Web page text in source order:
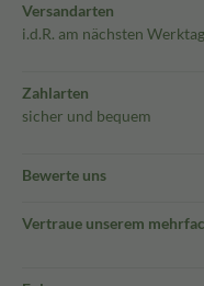
Versandarten
i.d.R. am nächsten Werktag
Zahlarten
sicher und bequem
Bewerte uns
Vertraue unserem